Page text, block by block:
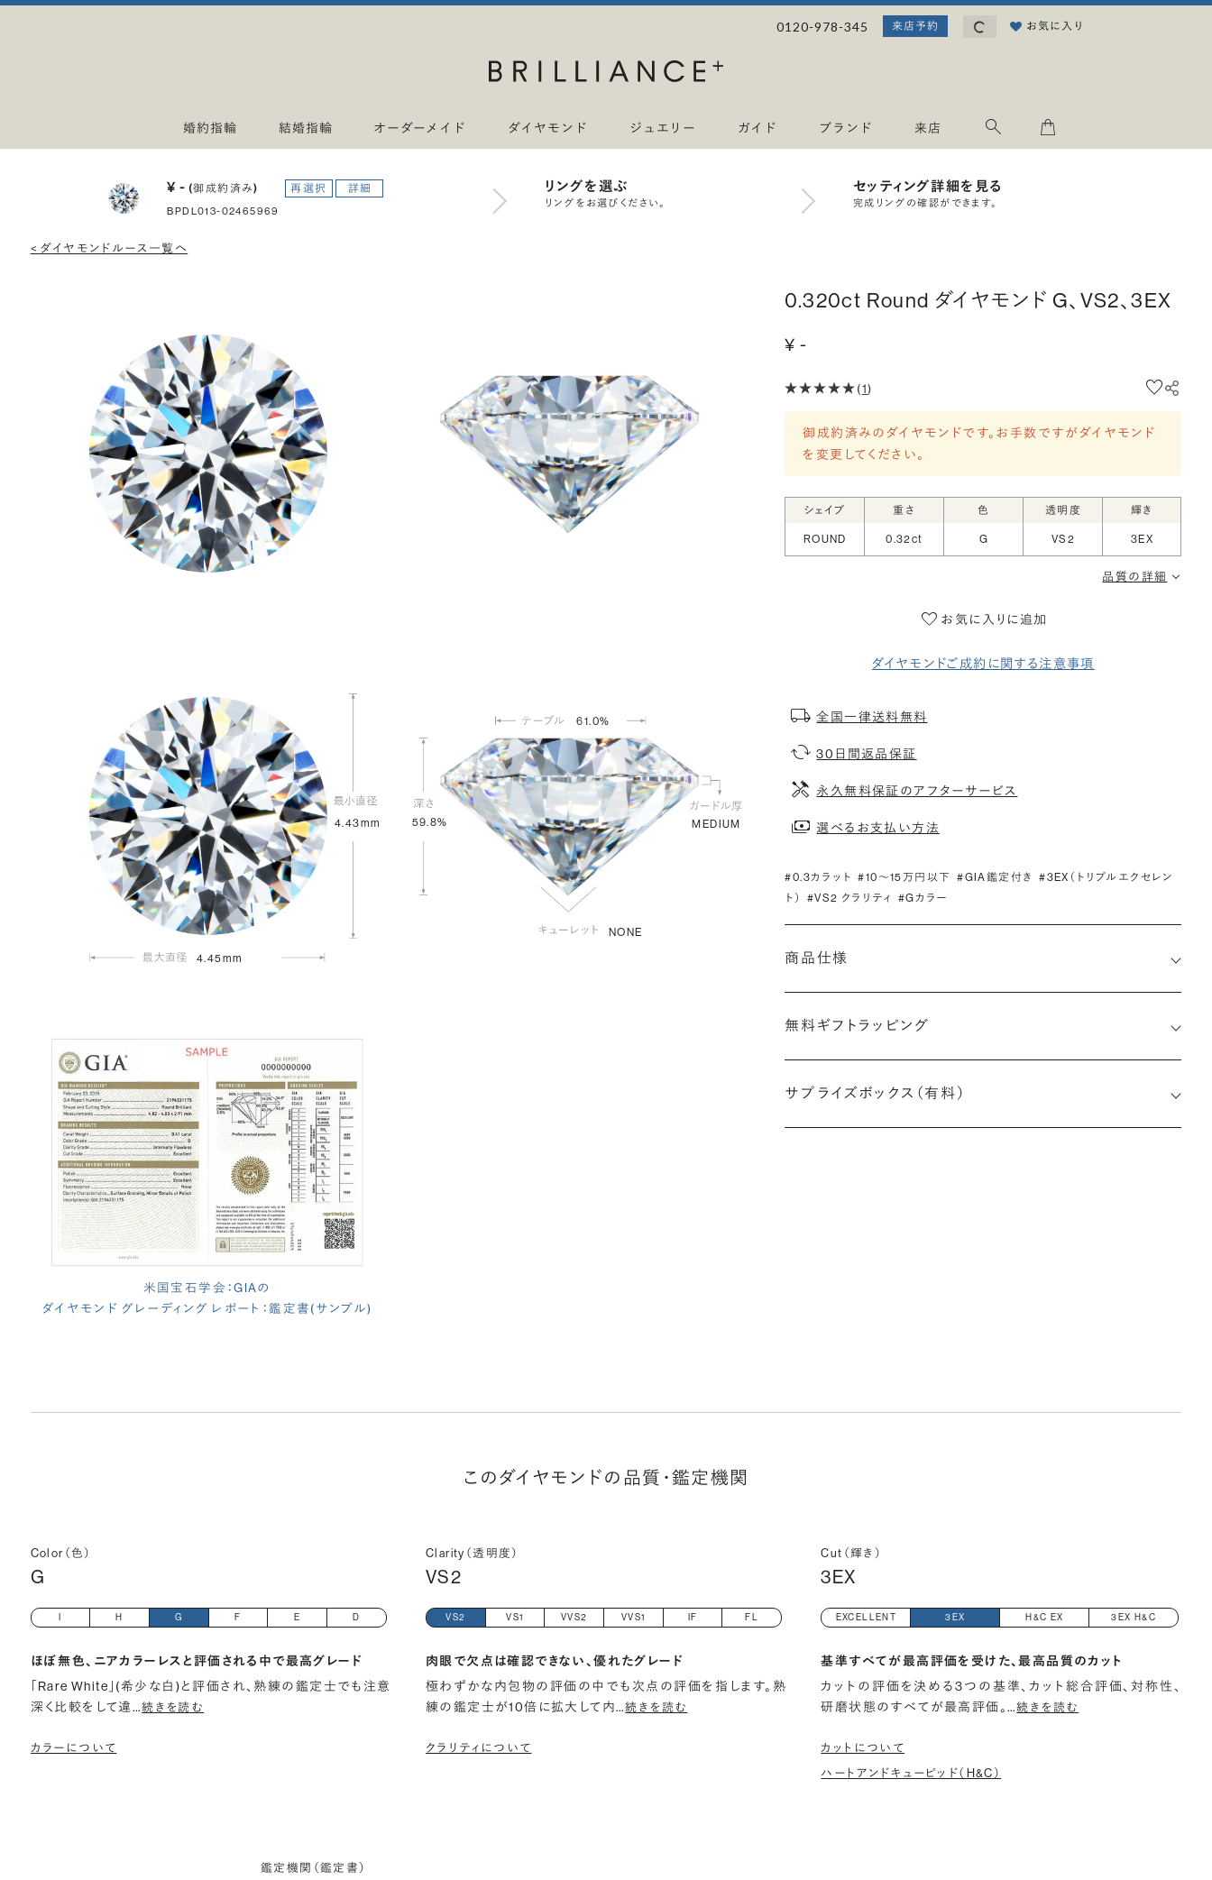
0120-978-345 来店予約 読み込み中...お気に入り
婚約指輪 結婚指輪 オーダーメイド ダイヤモンド ジュエリー ガイド ブランド 来店
¥ -(御成約済み) 再選択 詳細
BPDL013-02465969
リングを選ぶ
リングをお選びください。
セッティング詳細を見る
完成リングの確認ができます。
< ダイヤモンドルース一覧へ
4.43mm
4.45mm
59.8%
61.0%
MEDIUM
NONE
米国宝石学会：GIAの
ダイヤモンド グレーディング レポート：鑑定書(サンプル)
0.320ct Round ダイヤモンド G、VS2、3EX
¥ -
(1)
御成約済みのダイヤモンドです。お手数ですがダイヤモンド
を変更してください。
シェイプ 重さ 色 透明度 輝き
ROUND 0.32ct G VS2 3EX
品質の詳細
お気に入りに追加
ダイヤモンドご成約に関する注意事項
全国一律送料無料
30日間返品保証
永久無料保証のアフターサービス
選べるお支払い方法
#0.3カラット #10〜15万円以下 #GIA鑑定付き
#3EX（トリプルエクセレン
ト）
#VS2 クラリティ #Gカラー
商品仕様
(最小直径-最大直径×深さ)
無料ギフトラッピング
サプライズボックス（有料）
このダイヤモンドの品質・鑑定機関
Color（色）
G
H G F E D
ほぼ無色、ニアカラーレスと評価される中で最高グレード
「Rare White」(希少な白)と評価され、熟練の鑑定士でも注意
深く比較をして違…続きを読む
カラーについて
Clarity（透明度）
VS2
VS2 VS1 VVS2 VVS1 IF FL
肉眼で欠点は確認できない、優れたグレード
極わずかな内包物の評価の中でも次点の評価を指します。熟
練の鑑定士が10倍に拡大して内…続きを読む
クラリティについて
Cut（輝き）
3EX
EXCELLENT 3EX H&C EX 3EX H&C
基準すべてが最高評価を受けた、最高品質のカット
カットの評価を決める3つの基準、カット総合評価、対称性、
研磨状態のすべてが最高評価。…続きを読む
カットについて
ハートアンドキューピッド（H&C）
鑑定機関（鑑定書）